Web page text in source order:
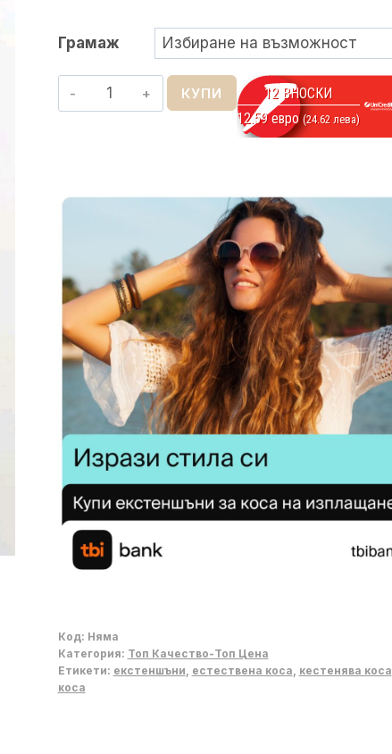
Грамаж
количество
за
КУПИ
12 ВНОСКИ
12.59 евро (24.62 лева)
Код: Няма
Категория: Топ Качество-Топ Цена
Етикети: екстеншъни, естествена коса, кестенява коса
коса